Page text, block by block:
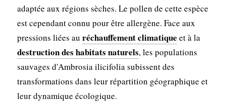
adaptée aux régions sèches. Le pollen de cette espèce
est cependant connu pour être allergène. Face aux
pressions liées au réchauffement climatique et à la
destruction des habitats naturels, les populations
sauvages d'Ambrosia ilicifolia subissent des
transformations dans leur répartition géographique et
leur dynamique écologique.